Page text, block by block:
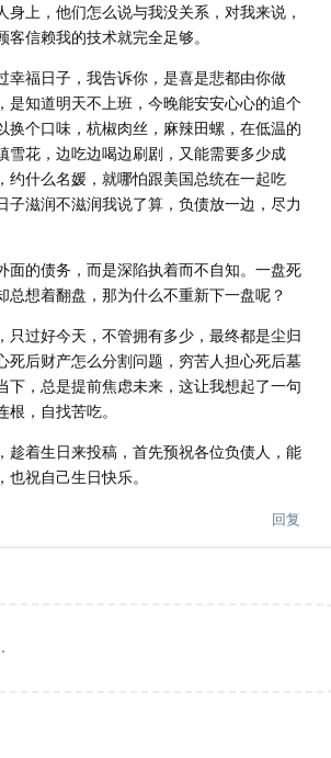
身上，他们怎么说与我没关系，对我来说，
信赖我的技术就完全足够。
幸福日子，我告诉你，是喜是悲都由你做
是知道明天不上班，今晚能安安心心的追个
换个口味，杭椒肉丝，麻辣田螺，在低温的
雪花，边吃边喝边刷剧，又能需要多少成
约什么名媛，就哪怕跟美国总统在一起吃
子滋润不滋润我说了算，负债放一边，尽力
面的债务，而是深陷执着而不自知。一盘死
总想着翻盘，那为什么不重新下一盘呢？
只过好今天，不管拥有多少，最终都是尘归
死后财产怎么分割问题，穷苦人担心死后墓
下，总是提前焦虑未来，这让我想起了一句
，自找苦吃。
趁着生日来投稿，首先预祝各位负债人，能
祝自己生日快乐。
回复